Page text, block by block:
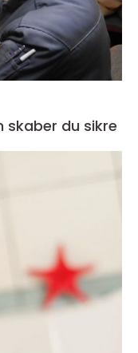
skaber du sikre